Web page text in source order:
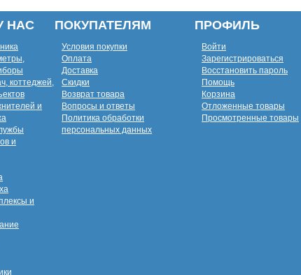
НАС
коттеджей,
и
и
и
ПОКУПАТЕЛЯМ
Условия покупки
Оплата
Доставка
Скидки
Возврат товара
Вопросы и ответы
Политика обработки
персональных данных
ПРОФИЛЬ
Войти
Зарегистрироваться
Восстановить пароль
Помощь
Корзина
Отложенные товары
Просмотренные товары